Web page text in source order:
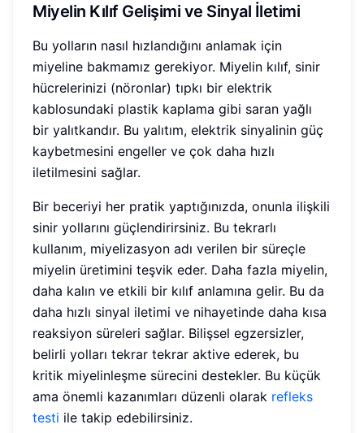
Miyelin Kılıf Gelişimi ve Sinyal İletimi
Bu yolların nasıl hızlandığını anlamak için
miyeline bakmamız gerekiyor. Miyelin kılıf, sinir
hücrelerinizi (nöronlar) tıpkı bir elektrik
kablosundaki plastik kaplama gibi saran yağlı
bir yalıtkandır. Bu yalıtım, elektrik sinyalinin güç
kaybetmesini engeller ve çok daha hızlı
iletilmesini sağlar.
Bir beceriyi her pratik yaptığınızda, onunla ilişkili
sinir yollarını güçlendirirsiniz. Bu tekrarlı
kullanım, miyelizasyon adı verilen bir süreçle
miyelin üretimini teşvik eder. Daha fazla miyelin,
daha kalın ve etkili bir kılıf anlamına gelir. Bu da
daha hızlı sinyal iletimi ve nihayetinde daha kısa
reaksiyon süreleri sağlar. Bilişsel egzersizler,
belirli yolları tekrar tekrar aktive ederek, bu
kritik miyelinleşme sürecini destekler. Bu küçük
ama önemli kazanımları düzenli olarak refleks
testi ile takip edebilirsiniz.